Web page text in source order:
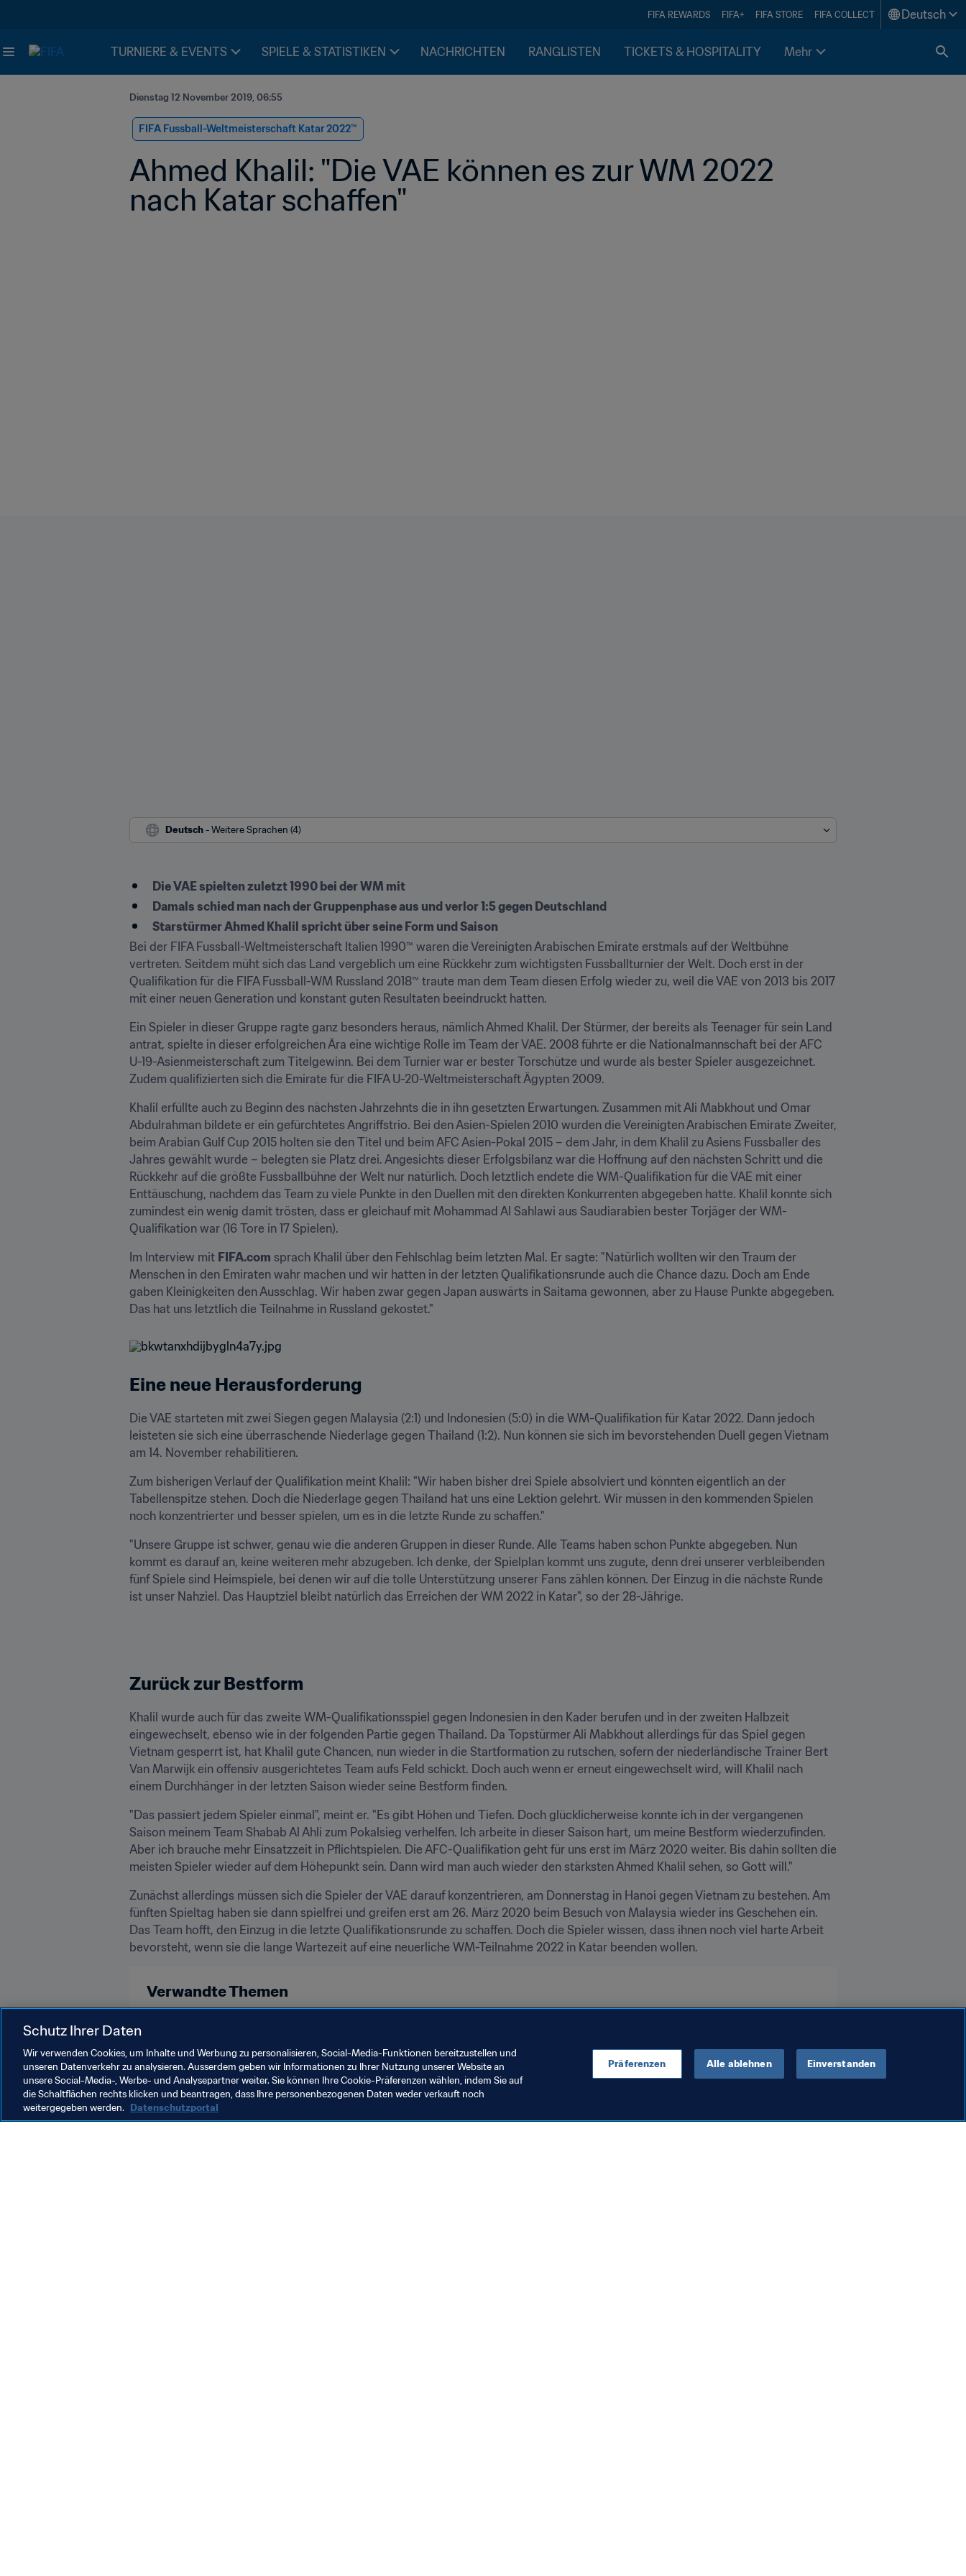
FIFA REWARDS FIFA+ FIFA STORE FIFA COLLECT Deutsch
TURNIERE & EVENTS SPIELE & STATISTIKEN NACHRICHTEN RANGLISTEN TICKETS & HOSPITALITY Mehr
Dienstag 12 November 2019, 06:55
FIFA Fussball-Weltmeisterschaft Katar 2022™
Ahmed Khalil: "Die VAE können es zur WM 2022
nach Katar schaffen"
Deutsch - Weitere Sprachen (4)
Die VAE spielten zuletzt 1990 bei der WM mit
Damals schied man nach der Gruppenphase aus und verlor 1:5 gegen Deutschland
Starstürmer Ahmed Khalil spricht über seine Form und Saison
Bei der FIFA Fussball-Weltmeisterschaft Italien 1990™ waren die Vereinigten Arabischen Emirate erstmals auf der Weltbühne
vertreten. Seitdem müht sich das Land vergeblich um eine Rückkehr zum wichtigsten Fussballturnier der Welt. Doch erst in der
Qualifikation für die FIFA Fussball-WM Russland 2018™ traute man dem Team diesen Erfolg wieder zu, weil die VAE von 2013 bis 2017
mit einer neuen Generation und konstant guten Resultaten beeindruckt hatten.
Ein Spieler in dieser Gruppe ragte ganz besonders heraus, nämlich Ahmed Khalil. Der Stürmer, der bereits als Teenager für sein Land
antrat, spielte in dieser erfolgreichen Ära eine wichtige Rolle im Team der VAE. 2008 führte er die Nationalmannschaft bei der AFC
U-19-Asienmeisterschaft zum Titelgewinn. Bei dem Turnier war er bester Torschütze und wurde als bester Spieler ausgezeichnet.
Zudem qualifizierten sich die Emirate für die FIFA U-20-Weltmeisterschaft Ägypten 2009.
Khalil erfüllte auch zu Beginn des nächsten Jahrzehnts die in ihn gesetzten Erwartungen. Zusammen mit Ali Mabkhout und Omar
Abdulrahman bildete er ein gefürchtetes Angriffstrio. Bei den Asien-Spielen 2010 wurden die Vereinigten Arabischen Emirate Zweiter,
beim Arabian Gulf Cup 2015 holten sie den Titel und beim AFC Asien-Pokal 2015 – dem Jahr, in dem Khalil zu Asiens Fussballer des
Jahres gewählt wurde – belegten sie Platz drei. Angesichts dieser Erfolgsbilanz war die Hoffnung auf den nächsten Schritt und die
Rückkehr auf die größte Fussballbühne der Welt nur natürlich. Doch letztlich endete die WM-Qualifikation für die VAE mit einer
Enttäuschung, nachdem das Team zu viele Punkte in den Duellen mit den direkten Konkurrenten abgegeben hatte. Khalil konnte sich
zumindest ein wenig damit trösten, dass er gleichauf mit Mohammad Al Sahlawi aus Saudiarabien bester Torjäger der WM-
Qualifikation war (16 Tore in 17 Spielen).
Im Interview mit FIFA.com sprach Khalil über den Fehlschlag beim letzten Mal. Er sagte: "Natürlich wollten wir den Traum der
Menschen in den Emiraten wahr machen und wir hatten in der letzten Qualifikationsrunde auch die Chance dazu. Doch am Ende
gaben Kleinigkeiten den Ausschlag. Wir haben zwar gegen Japan auswärts in Saitama gewonnen, aber zu Hause Punkte abgegeben.
Das hat uns letztlich die Teilnahme in Russland gekostet."
Eine neue Herausforderung
Die VAE starteten mit zwei Siegen gegen Malaysia (2:1) und Indonesien (5:0) in die WM-Qualifikation für Katar 2022. Dann jedoch
leisteten sie sich eine überraschende Niederlage gegen Thailand (1:2). Nun können sie sich im bevorstehenden Duell gegen Vietnam
am 14. November rehabilitieren.
Zum bisherigen Verlauf der Qualifikation meint Khalil: "Wir haben bisher drei Spiele absolviert und könnten eigentlich an der
Tabellenspitze stehen. Doch die Niederlage gegen Thailand hat uns eine Lektion gelehrt. Wir müssen in den kommenden Spielen
noch konzentrierter und besser spielen, um es in die letzte Runde zu schaffen."
"Unsere Gruppe ist schwer, genau wie die anderen Gruppen in dieser Runde. Alle Teams haben schon Punkte abgegeben. Nun
kommt es darauf an, keine weiteren mehr abzugeben. Ich denke, der Spielplan kommt uns zugute, denn drei unserer verbleibenden
fünf Spiele sind Heimspiele, bei denen wir auf die tolle Unterstützung unserer Fans zählen können. Der Einzug in die nächste Runde
ist unser Nahziel. Das Hauptziel bleibt natürlich das Erreichen der WM 2022 in Katar", so der 28-Jährige.
Zurück zur Bestform
Khalil wurde auch für das zweite WM-Qualifikationsspiel gegen Indonesien in den Kader berufen und in der zweiten Halbzeit
eingewechselt, ebenso wie in der folgenden Partie gegen Thailand. Da Topstürmer Ali Mabkhout allerdings für das Spiel gegen
Vietnam gesperrt ist, hat Khalil gute Chancen, nun wieder in die Startformation zu rutschen, sofern der niederländische Trainer Bert
Van Marwijk ein offensiv ausgerichtetes Team aufs Feld schickt. Doch auch wenn er erneut eingewechselt wird, will Khalil nach
einem Durchhänger in der letzten Saison wieder seine Bestform finden.
"Das passiert jedem Spieler einmal", meint er. "Es gibt Höhen und Tiefen. Doch glücklicherweise konnte ich in der vergangenen
Saison meinem Team Shabab Al Ahli zum Pokalsieg verhelfen. Ich arbeite in dieser Saison hart, um meine Bestform wiederzufinden.
Aber ich brauche mehr Einsatzzeit in Pflichtspielen. Die AFC-Qualifikation geht für uns erst im März 2020 weiter. Bis dahin sollten die
meisten Spieler wieder auf dem Höhepunkt sein. Dann wird man auch wieder den stärksten Ahmed Khalil sehen, so Gott will."
Zunächst allerdings müssen sich die Spieler der VAE darauf konzentrieren, am Donnerstag in Hanoi gegen Vietnam zu bestehen. Am
fünften Spieltag haben sie dann spielfrei und greifen erst am 26. März 2020 beim Besuch von Malaysia wieder ins Geschehen ein.
Das Team hofft, den Einzug in die letzte Qualifikationsrunde zu schaffen. Doch die Spieler wissen, dass ihnen noch viel harte Arbeit
bevorsteht, wenn sie die lange Wartezeit auf eine neuerliche WM-Teilnahme 2022 in Katar beenden wollen.
Verwandte Themen
Schutz Ihrer Daten
Wir verwenden Cookies, um Inhalte und Werbung zu personalisieren, Social-Media-Funktionen bereitzustellen und
unseren Datenverkehr zu analysieren. Ausserdem geben wir Informationen zu Ihrer Nutzung unserer Website an
unsere Social-Media-, Werbe- und Analysepartner weiter. Sie können Ihre Cookie-Präferenzen wählen, indem Sie auf
die Schaltflächen rechts klicken und beantragen, dass Ihre personenbezogenen Daten weder verkauft noch
weitergegeben werden. Datenschutzportal
Präferenzen Alle ablehnen Einverstanden